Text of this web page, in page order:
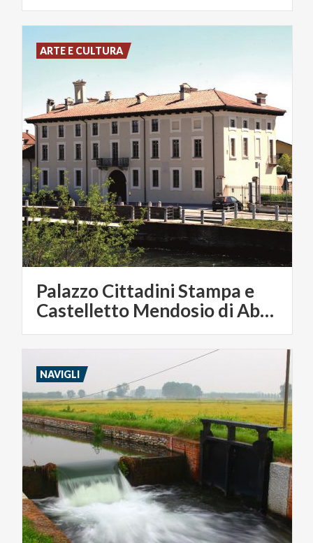
Palazzo Cittadini Stampa e
Castelletto Mendosio di Abbiategrasso
ARTE E CULTURA
NAVIGLI